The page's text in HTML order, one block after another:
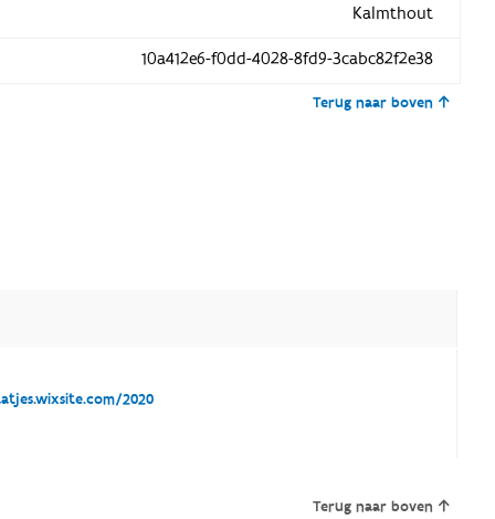
Kalmthout
10a412e6-f0dd-4028-8fd9-3cabc82f2e38
Terug naar boven
2020
Terug naar boven